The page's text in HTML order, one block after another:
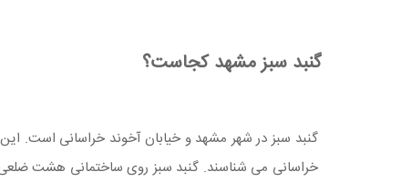
گنبد سبز مشهد کجاست؟
گنبد سبز در شهر مشهد و خیابان آخوند خراسانی است. این
خراسانی می شناسند. گنبد سبز روی ساختمانی هشت